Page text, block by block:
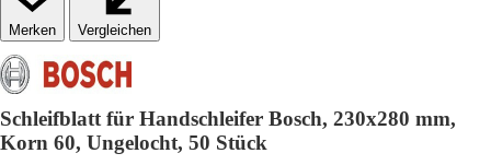
Vergleichen
Schleifblatt für Handschleifer Bosch, 230x280 mm,
Korn 60, Ungelocht, 50 Stück